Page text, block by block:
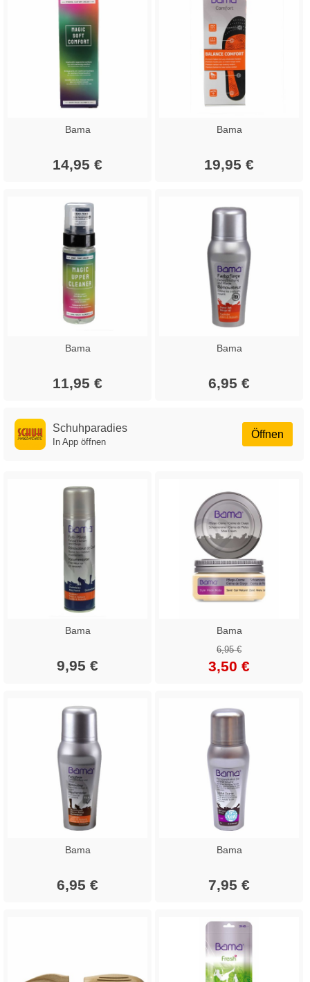
Bama
14,95 €
Bama
19,95 €
Bama
11,95 €
Bama
6,95 €
Öffnen
Schuhparadies
In App öffnen
Bama
9,95 €
Bama
6,95 €
3,50 €
Bama
6,95 €
Bama
7,95 €